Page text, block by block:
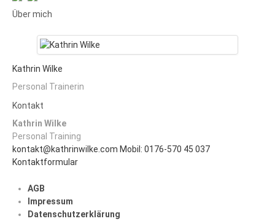
Über mich
Kathrin Wilke
Personal Trainerin
Kontakt
Kathrin Wilke
Personal Training
kontakt@kathrinwilke.com Mobil: 0176-570 45 037
Kontaktformular
AGB
Impressum
Datenschutzerklärung